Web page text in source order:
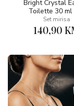
Bright Crystal
Toilette 30 ml
Set mirisa
140,90